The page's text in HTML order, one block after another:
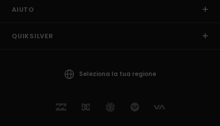
AIUTO
QUIKSILVER
Seleziona la tua regione